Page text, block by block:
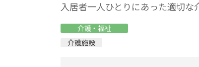
入居者一人ひとりにあった適切な
介護・福祉
介護施設